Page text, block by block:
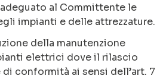
al Committente le
impianti e delle attrezzature.
della manutenzione
elettrici dove il rilascio
conformità ai sensi dell’art. 7